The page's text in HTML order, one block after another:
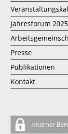
Jahresforum 2025
Presse
Publikationen
Kontakt
Interner